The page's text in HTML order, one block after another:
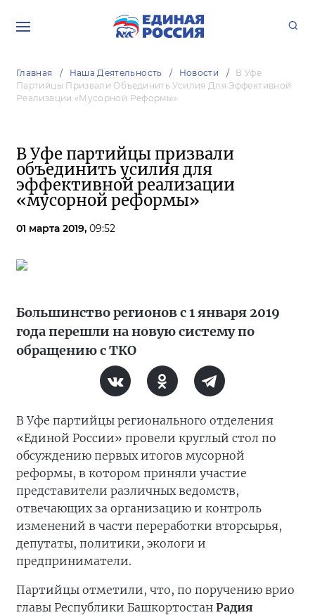
Главная Наша Деятельность Новости
В Уфе
Партийцы Призвали Объединить Усилия Для Эффективной
Реализации «мусорной Реформы»
В Уфе партийцы призвали
объединить усилия для
эффективной реализации
«мусорной реформы»
01 марта 2019, 09:52
Большинство регионов с 1 января 2019
года перешли на новую систему по
обращению с ТКО
В Уфе партийцы регионального отделения
«Единой России» провели круглый стол по
обсуждению первых итогов мусорной
реформы, в котором приняли участие
представители различных ведомств,
отвечающих за организацию и контроль
изменений в части переработки вторсырья,
депутаты, политики, экологи и
предприниматели.
Партийцы отметили, что, по поручению врио
главы Республики Башкортостан Радия